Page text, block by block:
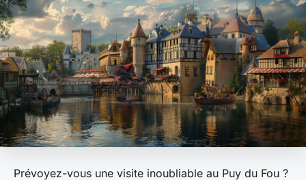
Prévoyez-vous une visite inoubliable au Puy du Fou ?